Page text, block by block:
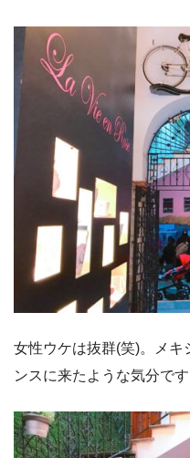
女性ウケは抜群(笑)。メキ
ンスに来たような気分です